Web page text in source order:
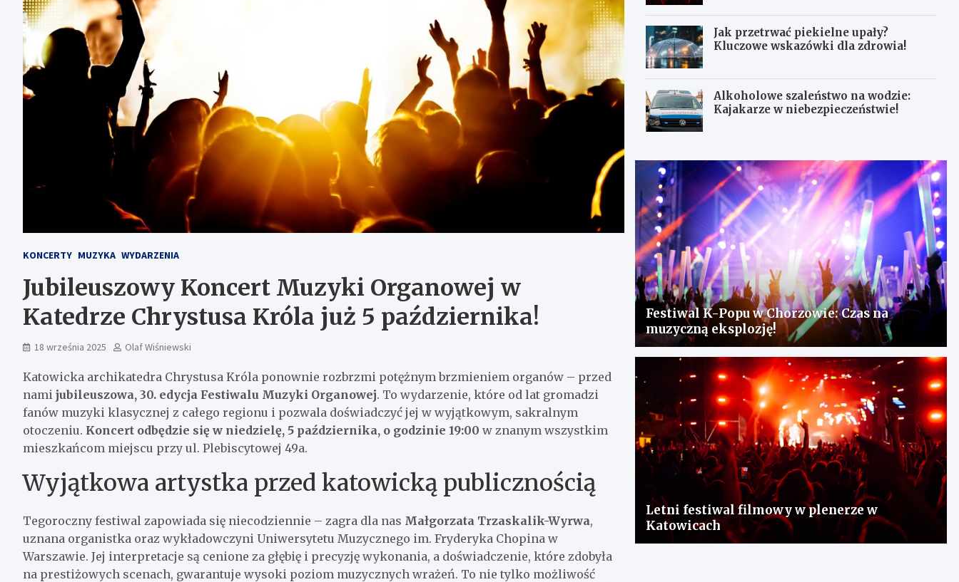
KONCERTY MUZYKA WYDARZENIA
Jubileuszowy Koncert Muzyki Organowej w
Katedrze Chrystusa Króla już 5 października!
18 września 2025 Olaf Wiśniewski
Katowicka archikatedra Chrystusa Króla ponownie rozbrzmi potężnym brzmieniem organów – przed
nami jubileuszowa, 30. edycja Festiwalu Muzyki Organowej. To wydarzenie, które od lat gromadzi
fanów muzyki klasycznej z całego regionu i pozwala doświadczyć jej w wyjątkowym, sakralnym
otoczeniu. Koncert odbędzie się w niedzielę, 5 października, o godzinie 19:00 w znanym wszystkim
mieszkańcom miejscu przy ul. Plebiscytowej 49a.
Wyjątkowa artystka przed katowicką publicznością
Tegoroczny festiwal zapowiada się niecodziennie – zagra dla nas Małgorzata Trzaskalik-Wyrwa,
uznana organistka oraz wykładowczyni Uniwersytetu Muzycznego im. Fryderyka Chopina w
Warszawie. Jej interpretacje są cenione za głębię i precyzję wykonania, a doświadczenie, które zdobyła
na prestiżowych scenach, gwarantuje wysoki poziom muzycznych wrażeń. To nie tylko możliwość
Jak przetrwać piekielne upały?
Kluczowe wskazówki dla zdrowia!
Alkoholowe szaleństwo na wodzie:
Kajakarze w niebezpieczeństwie!
Festiwal K-Popu w Chorzowie: Czas na
muzyczną eksplozję!
Letni festiwal filmowy w plenerze w
Katowicach